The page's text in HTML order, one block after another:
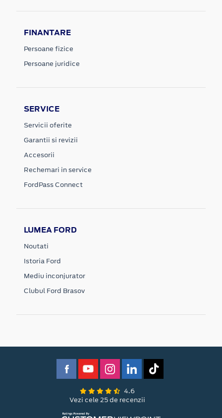
FINANTARE
Persoane fizice
Persoane juridice
SERVICE
Servicii oferite
Garantii si revizii
Accesorii
Rechemari in service
FordPass Connect
LUMEA FORD
Noutati
Istoria Ford
Mediu inconjurator
Clubul Ford Brasov
4.6
Vezi cele 25 de recenzii